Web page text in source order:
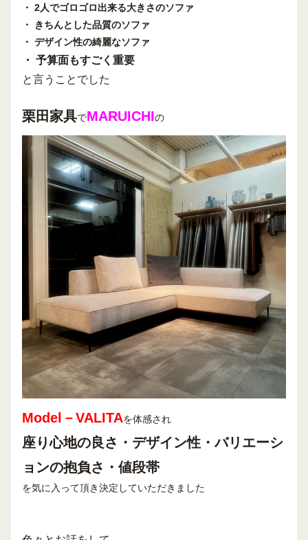
・ 2人でゴロゴロ出来る大きさのソファ
・ きちんとした品質のソファ
・ デザイン性の綺麗なソファ
・ 予算面もすごく重要
と言うことでした
栗田家具でMARUICHIの
Model－VALITAを体感され
座り心地の良さ・デザイン性・バリエーシ
ョンの抱負さ・値段帯
を気に入って頂き決定していただきました